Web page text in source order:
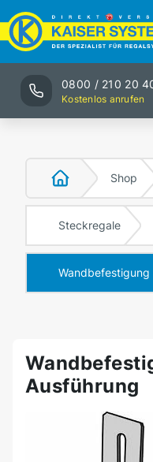
0800 / 210 20
Kostenlos anrufen
Shop
Steckregale
Wandbefestigung
Ausführung